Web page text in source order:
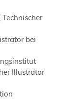
bei
Illustrator